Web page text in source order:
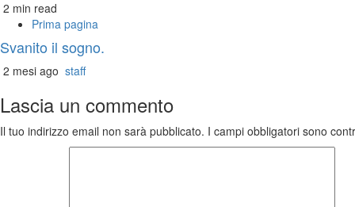
2 min read
Prima pagina
Svanito il sogno.
2 mesi ago staff
Lascia un commento
Il tuo indirizzo email non sarà pubblicato. I campi obbligatori sono